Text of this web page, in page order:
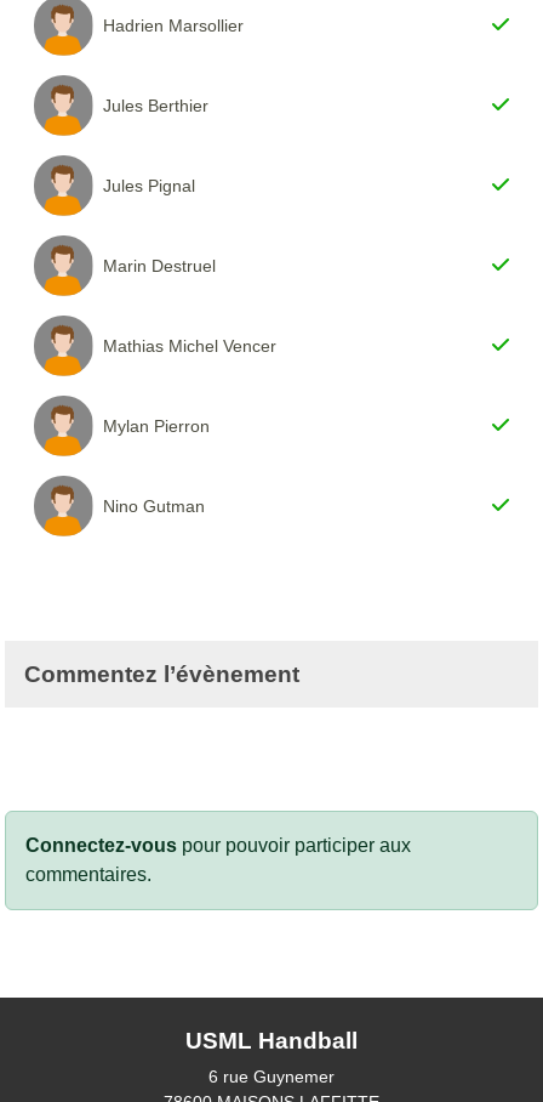
Hadrien Marsollier
Jules Berthier
Jules Pignal
Marin Destruel
Mathias Michel Vencer
Mylan Pierron
Nino Gutman
Commentez l’évènement
Connectez-vous pour pouvoir participer aux
commentaires.
USML Handball
6 rue Guynemer